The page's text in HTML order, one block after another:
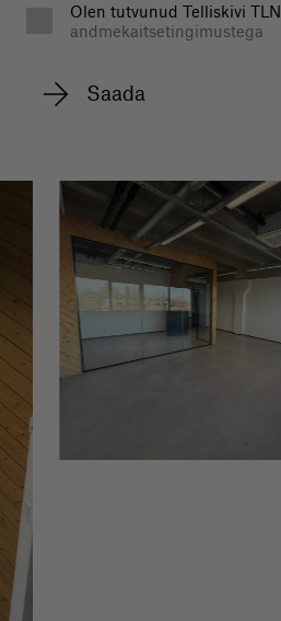
Olen tutvunud Telliskivi TLN
andmekaitsetingimustega